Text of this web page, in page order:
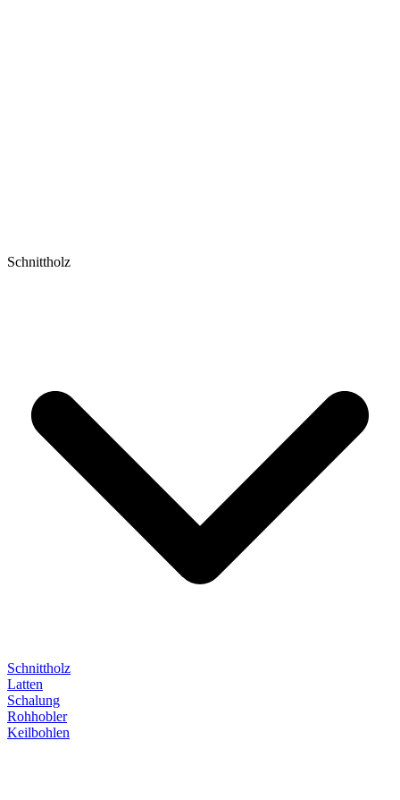
Schnittholz
Schnittholz
Latten
Schalung
Rohhobler
Keilbohlen